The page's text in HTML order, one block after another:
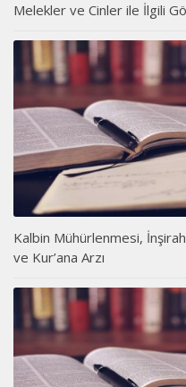
Melekler ve Cinler ile İlgili
Kalbin Mühürlenmesi,
ve Kur’ana Arzı